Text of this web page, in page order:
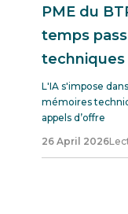
PME du
temps
techniques
L'IA s'impose
mémoires
appels d’offre
26 April 2026